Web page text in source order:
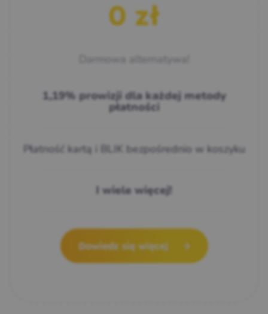
0 zł
1,19% prowizji dla każdej metody
płatności
Płatność kartą i BLIK bezpośrednio w koszyku
I wiele więcej!
Dowiedz się więcej